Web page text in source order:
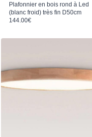
Plafonnier en bois rond à Led
(blanc froid) très fin D50cm
144.00€